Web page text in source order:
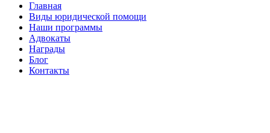
Главная
Виды юридической помощи
Наши программы
Адвокаты
Награды
Блог
Контакты